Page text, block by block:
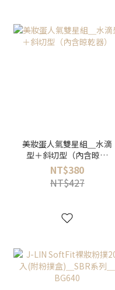
美妝蛋人氣雙星組＿水滴
型＋斜切型（內含晾乾
器）
NT$380
NT$427